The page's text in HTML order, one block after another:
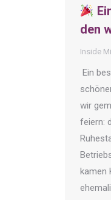
den
Inside
Ein
wir
feiern:
kamen